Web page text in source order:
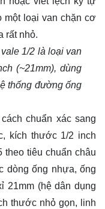
một loại van chặn cơ
rất nhỏ.
vale 1/2 là loại van
(~21mm), dùng
thống đường ống
chuẩn xác sang
kích thước 1/2 inch
tiêu chuẩn châu
dòng ống nhựa, ống
21mm (hệ dân dụng
thước nhỏ gọn, linh